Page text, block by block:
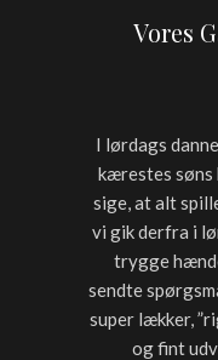
Vores
I lørdags
kærestes søns
sige, at alt
vi gik derfra i
trygge
sendte
super lækker,
og fint